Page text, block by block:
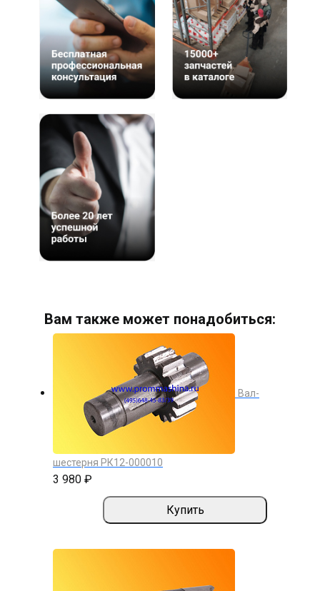
Вам также может понадобиться:
Вал-
шестерня РК12-000010
3 980 ₽
Купить